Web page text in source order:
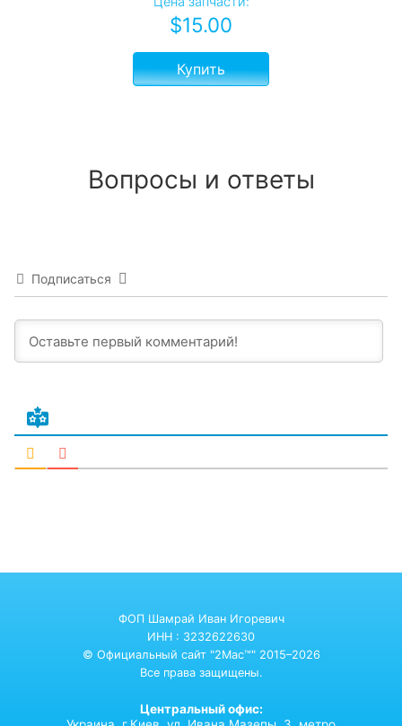
$15.00
Купить
Вопросы и ответы
Подписаться
ФОП Шамрай Иван Игоревич
ИНН : 3232622630
© Официальный сайт "2Mac™" 2015–2026
Все права защищены.
Центральный офис: